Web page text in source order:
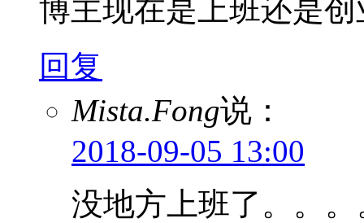
博主现在是上班还是创
回复
Mista.Fong说：
2018-09-05 13:00
没地方上班了。。